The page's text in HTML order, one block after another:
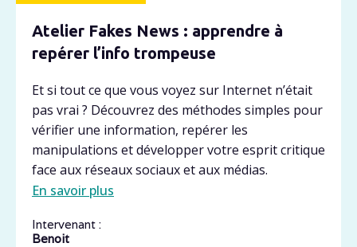
Atelier Fakes News : apprendre à
repérer l’info trompeuse
Et si tout ce que vous voyez sur Internet n’était
pas vrai ? Découvrez des méthodes simples pour
vérifier une information, repérer les
manipulations et développer votre esprit critique
face aux réseaux sociaux et aux médias.
En savoir plus
Intervenant :
Benoit